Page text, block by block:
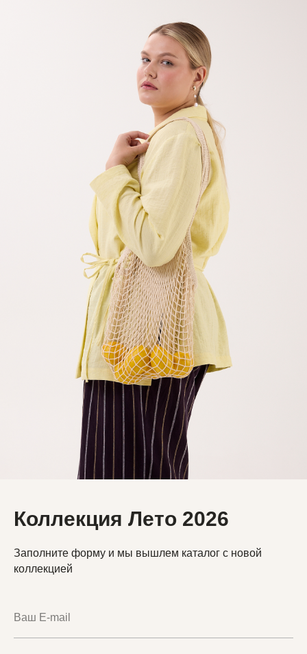
Коллекция Лето 2026
Заполните форму и мы вышлем каталог с новой
коллекцией